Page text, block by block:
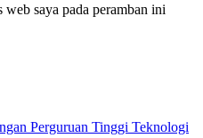
web saya pada peramban ini